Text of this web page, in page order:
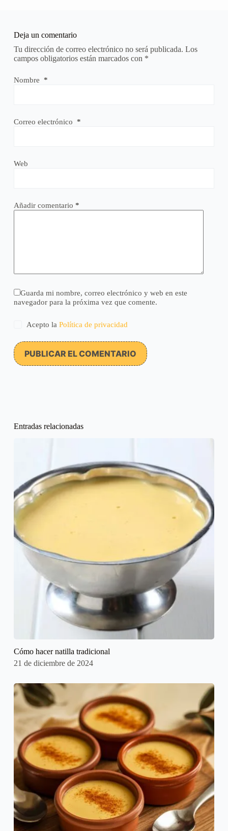
Deja un comentario
Tu dirección de correo electrónico no será publicada. Los
campos obligatorios están marcados con *
Nombre *
Correo electrónico *
Web
Añadir comentario *
Guarda mi nombre, correo electrónico y web en este
navegador para la próxima vez que comente.
Acepto laPolítica de privacidad
PUBLICAR EL COMENTARIO
Entradas relacionadas
Cómo hacer natilla tradicional
21 de diciembre de 2024